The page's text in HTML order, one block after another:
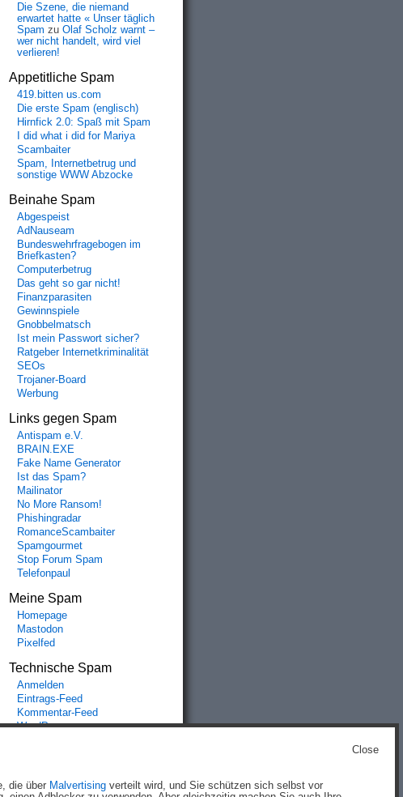
Die Szene, die niemand
erwartet hatte « Unser täglich
Spam zu Olaf Scholz warnt –
wer nicht handelt, wird viel
verlieren!
Appetitliche Spam
419.bitten us.com
Die erste Spam (englisch)
Hirnfick 2.0: Spaß mit Spam
I did what i did for Mariya
Scambaiter
Spam, Internetbetrug und
sonstige WWW Abzocke
Beinahe Spam
Abgespeist
AdNauseam
Bundeswehrfragebogen im
Briefkasten?
Computerbetrug
Das geht so gar nicht!
Finanzparasiten
Gewinnspiele
Gnobbelmatsch
Ist mein Passwort sicher?
Ratgeber Internetkriminalität
SEOs
Trojaner-Board
Werbung
Links gegen Spam
Antispam e.V.
BRAIN.EXE
Fake Name Generator
Ist das Spam?
Mailinator
No More Ransom!
Phishingradar
RomanceScambaiter
Spamgourmet
Stop Forum Spam
Telefonpaul
Meine Spam
Homepage
Mastodon
Pixelfed
Technische Spam
Anmelden
Eintrags-Feed
Kommentar-Feed
WordPress.org
Close
die über Malvertising verteilt wird, und Sie schützen sich selbst vor